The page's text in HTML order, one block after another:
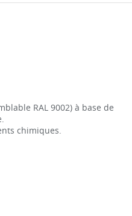
RAL 9002) à base de
chimiques.